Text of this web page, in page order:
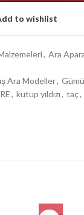
to wishlist
, Ara
Ara Modeller,
, kutup yıldızı, taç,